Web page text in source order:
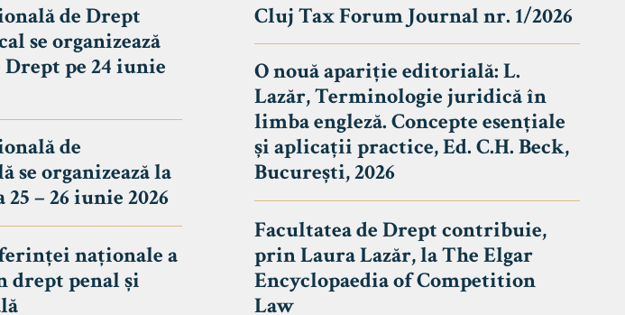
de Drept
se organizează
pe 24 iunie
de
se organizează la
– 26 iunie 2026
naționale a
drept penal și
Cluj Tax Forum Journal nr. 1/2026
O nouă apariție editorială: L.
Lazăr, Terminologie juridică în
limba engleză. Concepte esențiale
și aplicații practice, Ed. C.H. Beck,
București, 2026
Facultatea de Drept contribuie,
prin Laura Lazăr, la The Elgar
Encyclopaedia of Competition
Law